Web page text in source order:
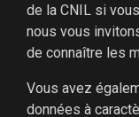
de la CNIL si
nous vous
de connaître les
Vous avez
données à